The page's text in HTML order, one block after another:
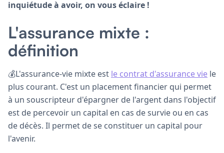
inquiétude à avoir, on vous éclaire !
L'assurance mixte :
définition
💰L'assurance-vie mixte est le contrat d'assurance vie le
plus courant. C'est un placement financier qui permet
à un souscripteur d'épargner de l'argent dans l'objectif
est de percevoir un capital en cas de survie ou en cas
de décès. Il permet de se constituer un capital pour
l'avenir.